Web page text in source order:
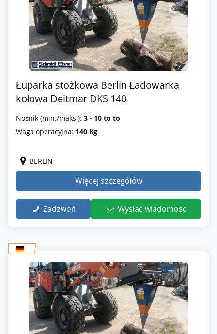
Łuparka stożkowa Berlin Ładowarka
kołowa Deitmar DKS 140
Nośnik (min./maks.): 3 - 10 to to
Waga operacyjna: 140 Kg
BERLIN
Więcej szczegółów
Zadzwoń Wysłać wiadomość